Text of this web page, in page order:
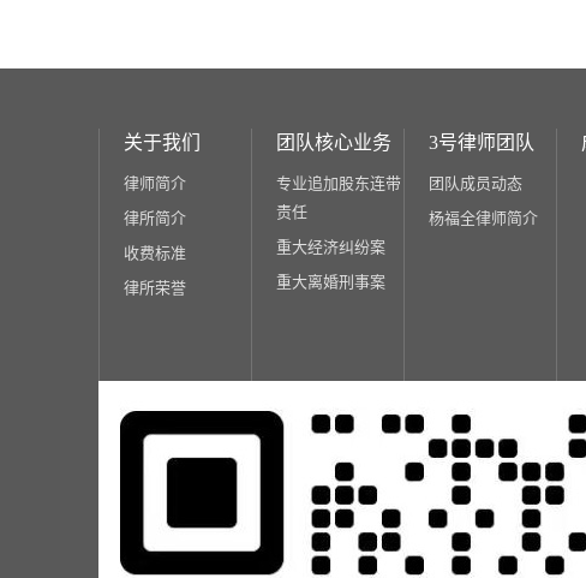
关于我们
律师简介
律所简介
收费标准
律所荣誉
团队核心业务
专业追加股东连带
责任
重大经济纠纷案
重大离婚刑事案
3号律师团队
团队成员动态
杨福全律师简介